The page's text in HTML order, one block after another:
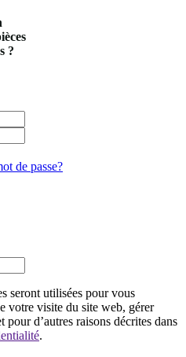
?
de passe?
seront utilisées pour vous
votre visite du site web, gérer
pour d’autres raisons décrites dans
.